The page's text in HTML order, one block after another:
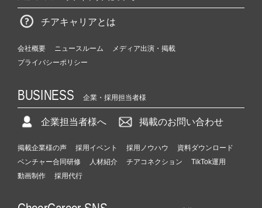
r
e
チアキャリアとは
会社概要 ニュースルーム
メディア出演・掲載
プライバシーポリシー
BUSINESS 企業・採用担当者様
企業担当者様へ 掲載のお問い合わせ
掲載企業様の声 採用イベント 採用ノウハウ
資料ダウンロード
ベンチャー合同研修
人材紹介 チアコネクション
TikTok運用
動画制作
採用代行